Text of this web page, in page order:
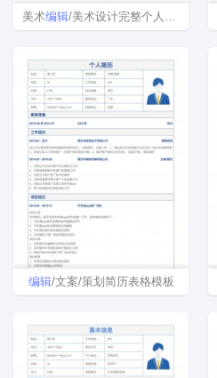
美术编辑/美术设计完整个人简历样本
编辑/文案/策划简历表格模板